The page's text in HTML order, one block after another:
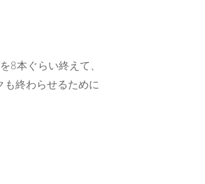
8本ぐらい終えて、
も終わらせるために